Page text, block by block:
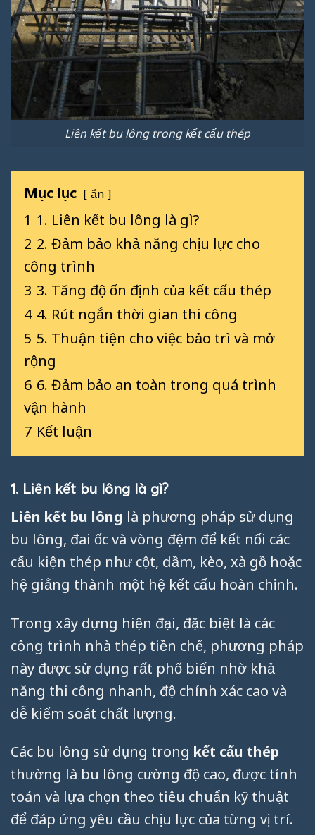
Liên kết bu lông trong kết cấu thép
Mục lục ẩn
1 1. Liên kết bu lông là gì?
2 2. Đảm bảo khả năng chịu lực cho
công trình
3 3. Tăng độ ổn định của kết cấu thép
4 4. Rút ngắn thời gian thi công
5 5. Thuận tiện cho việc bảo trì và mở
rộng
6 6. Đảm bảo an toàn trong quá trình
vận hành
7 Kết luận
1. Liên kết bu lông là gì?
Liên kết bu lông là phương pháp sử dụng
bu lông, đai ốc và vòng đệm để kết nối các
cấu kiện thép như cột, dầm, kèo, xà gồ hoặc
hệ giằng thành một hệ kết cấu hoàn chỉnh.
Trong xây dựng hiện đại, đặc biệt là các
công trình nhà thép tiền chế, phương pháp
này được sử dụng rất phổ biến nhờ khả
năng thi công nhanh, độ chính xác cao và
dễ kiểm soát chất lượng.
Các bu lông sử dụng trong kết cấu thép
thường là bu lông cường độ cao, được tính
toán và lựa chọn theo tiêu chuẩn kỹ thuật
để đáp ứng yêu cầu chịu lực của từng vị trí.